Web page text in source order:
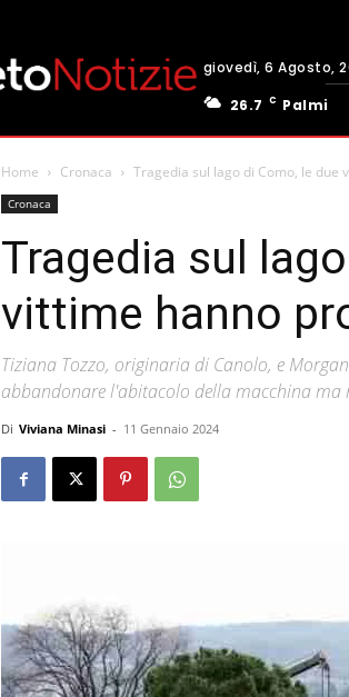
giovedì, 6 Agosto,
26.7
C Palmi
Home Cronaca Tragedia sul lago di Como, le due
Cronaca
Tragedia sul
vittime hanno
Tiziana Tozzo, originaria di Canolo, e
abbandonare l'abitacolo della macchina
Di Viviana Minasi - 11 Gennaio 2024